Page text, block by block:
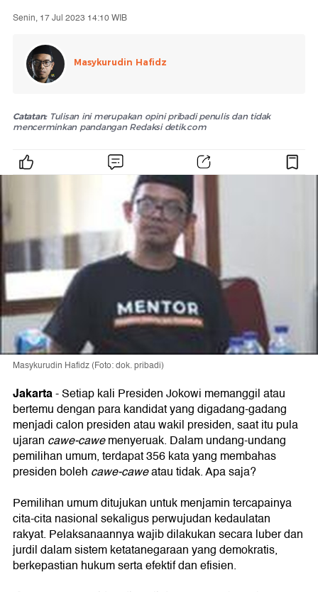
Senin, 17 Jul 2023 14:10 WIB
Masykurudin Hafidz
Catatan:Tulisan ini merupakan opini pribadi penulis dan tidak
mencerminkan pandangan Redaksi detik.com
Masykurudin Hafidz (Foto: dok. pribadi)
Jakarta-Setiap kali Presiden Jokowi memanggil atau
bertemu dengan para kandidat yang digadang-gadang
menjadi calon presiden atau wakil presiden, saat itu pula
ujaran cawe-cawemenyeruak. Dalam undang-undang
pemilihan umum, terdapat 356 kata yang membahas
presiden boleh cawe-caweatau tidak. Apa saja?
Pemilihan umum ditujukan untuk menjamin tercapainya
cita-cita nasional sekaligus perwujudan kedaulatan
rakyat. Pelaksanaannya wajib dilakukan secara luber dan
jurdil dalam sistem ketatanegaraan yang demokratis,
berkepastian hukum serta efektif dan efisien.